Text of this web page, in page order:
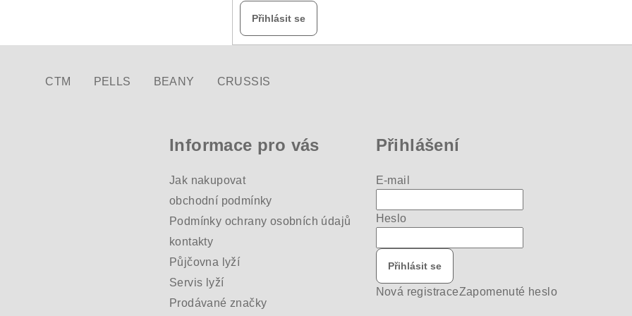
Přihlásit se
CTM PELLS BEANY CRUSSIS
Informace pro vás
Jak nakupovat
obchodní podmínky
Podmínky ochrany osobních údajů
kontakty
Půjčovna lyží
Servis lyží
Prodávané značky
Přihlášení
E-mail
Heslo
Přihlásit se
Nová registraceZapomenuté heslo